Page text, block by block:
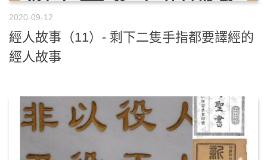
2020-09-12
經人故事（11）- 剩下二隻手指都要譯經的
經人故事